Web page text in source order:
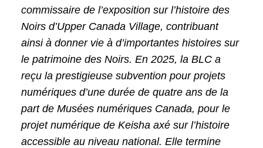
commissaire de l’exposition sur l’histoire des
Noirs d’Upper Canada Village, contribuant
ainsi à donner vie à d’importantes histoires sur
le patrimoine des Noirs. En 2025, la BLC a
reçu la prestigieuse subvention pour projets
numériques d’une durée de quatre ans de la
part de Musées numériques Canada, pour le
projet numérique de Keisha axé sur l’histoire
accessible au niveau national. Elle termine